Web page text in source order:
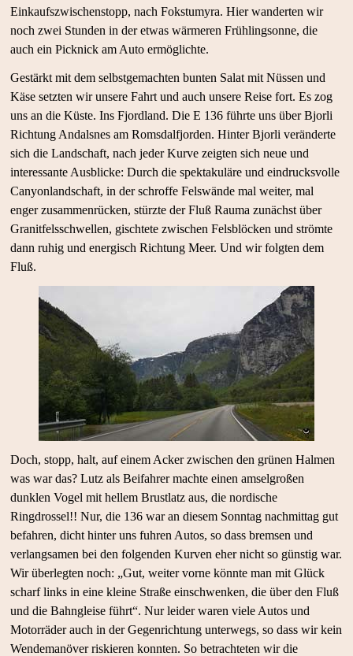
Einkaufszwischenstopp, nach Fokstumyra. Hier wanderten wir
noch zwei Stunden in der etwas wärmeren Frühlingsonne, die
auch ein Picknick am Auto ermöglichte.
Gestärkt mit dem selbstgemachten bunten Salat mit Nüssen und
Käse setzten wir unsere Fahrt und auch unsere Reise fort. Es zog
uns an die Küste. Ins Fjordland. Die E 136 führte uns über Bjorli
Richtung Andalsnes am Romsdalfjorden. Hinter Bjorli veränderte
sich die Landschaft, nach jeder Kurve zeigten sich neue und
interessante Ausblicke: Durch die spektakuläre und eindrucksvolle
Canyonlandschaft, in der schroffe Felswände mal weiter, mal
enger zusammenrücken, stürzte der Fluß Rauma zunächst über
Granitfelsschwellen, gischtete zwischen Felsblöcken und strömte
dann ruhig und energisch Richtung Meer. Und wir folgten dem
Fluß.
Doch, stopp, halt, auf einem Acker zwischen den grünen Halmen
was war das? Lutz als Beifahrer machte einen amselgroßen
dunklen Vogel mit hellem Brustlatz aus, die nordische
Ringdrossel!! Nur, die 136 war an diesem Sonntag nachmittag gut
befahren, dicht hinter uns fuhren Autos, so dass bremsen und
verlangsamen bei den folgenden Kurven eher nicht so günstig war.
Wir überlegten noch: „Gut, weiter vorne könnte man mit Glück
scharf links in eine kleine Straße einschwenken, die über den Fluß
und die Bahngleise führt“. Nur leider waren viele Autos und
Motorräder auch in der Gegenrichtung unterwegs, so dass wir kein
Wendemanöver riskieren konnten. So betrachteten wir die